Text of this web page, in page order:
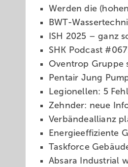
Werden die
BWT-
ISH 2025 – ganz
SHK Podcast
Oventrop Gruppe
Pentair Jung
Legionellen: 5
Zehnder: neue
Verbändeallianz
Energieeffiziente
Taskforce
Absara Industrial